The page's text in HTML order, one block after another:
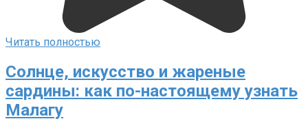
Читать полностью
Солнце, искусство и жареные
сардины: как по-настоящему узнать
Малагу